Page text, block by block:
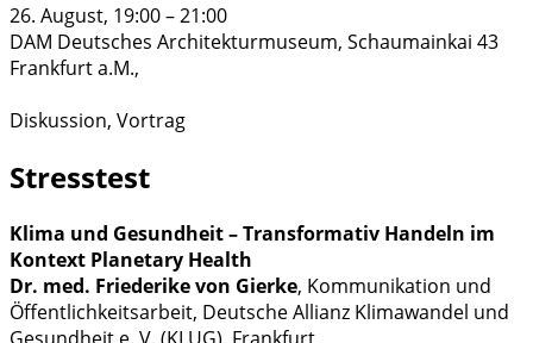
26. August, 19:00–21:00
DAM Deutsches Architekturmuseum, Schaumainkai 43
Frankfurt a.M.,
Diskussion, Vortrag
Stresstest
Klima und Gesundheit – Transformativ Handeln im
Kontext Planetary Health
Dr. med. Friederike von Gierke, Kommunikation und
Öffentlichkeitsarbeit, Deutsche Allianz Klimawandel und